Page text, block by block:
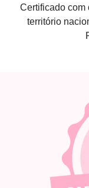
Certificado com
território